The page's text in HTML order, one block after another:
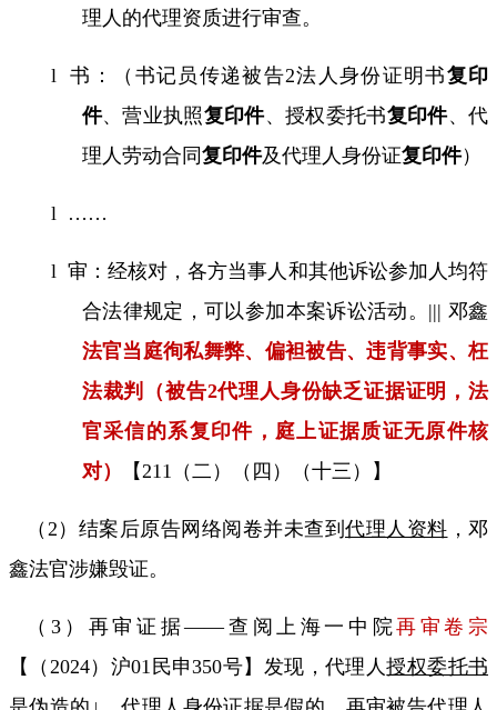
理人的代理资质进行审查。
l 书：（书记员传递被告2法人身份证明书复印
件、营业执照复印件、授权委托书复印件、代
理人劳动合同复印件及代理人身份证复印件）
l ……
l 审：经核对，各方当事人和其他诉讼参加人 均符
合法律规定 ，可以参加本案诉讼活动。 ||| 邓鑫
法官当庭徇私舞弊、偏袒被告、违背事实、枉
法裁判（被告2代理人身份缺乏证据证明，法
官采信的系复印件，庭上证据质证无原件核
对）
【 211 （二）（四）（十三）】
（ 2 ）结案后原告网络阅卷并未查到 代理人资料 ，邓
鑫法官涉嫌毁证。
（ 3）再审证据——查阅上海一中院再审卷宗
【（ 2024）沪01 民申350号】 发现，代理人授权委托书